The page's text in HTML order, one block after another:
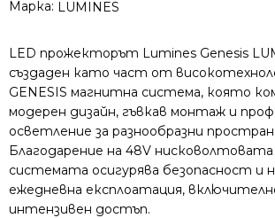
Марка: LUMINES
LED прожекторът Lumines Genesis
създаден като част от
GENESIS магнитна система, която
модерен дизайн, гъвкав монтаж и
осветление за разнообразни
Благодарение на 48V
системата осигурява безопасност и
ежедневна експлоатация,
интензивен достъп.